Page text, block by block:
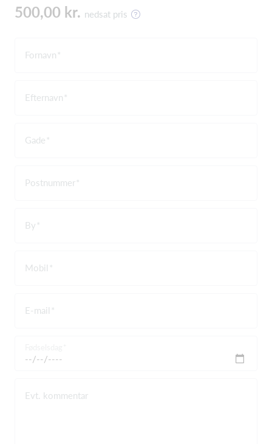
500,00 kr. nedsat pris
Fornavn
Efternavn
Gade
Postnummer
By
Mobil
E-mail
Evt. kommentar